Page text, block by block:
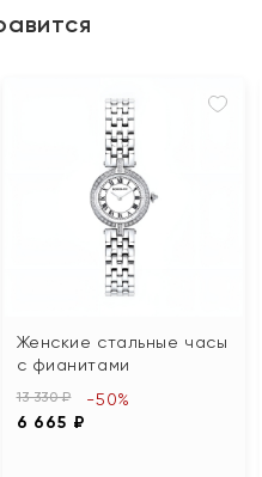
Женские стальные часы
с фианитами
13 330 ₽
6 665 ₽
-50%